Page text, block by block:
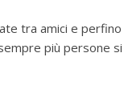
tra amici e perfino
più persone si